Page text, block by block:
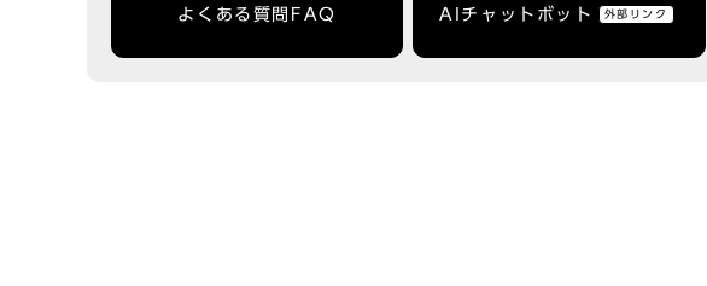
よくある質問FAQ AIチャットボット 外部リンク